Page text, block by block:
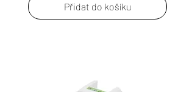
Přidat do košíku